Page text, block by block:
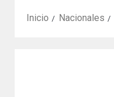
Inicio Nacionales